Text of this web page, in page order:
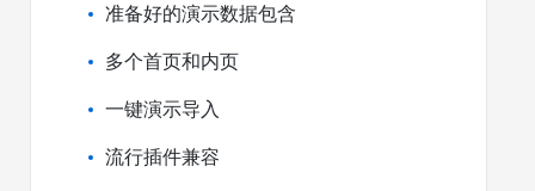
准备好的演示数据包含
多个首页和内页
一键演示导入
流行插件兼容